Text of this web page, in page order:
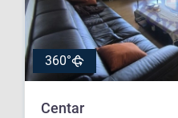
360°
Centar